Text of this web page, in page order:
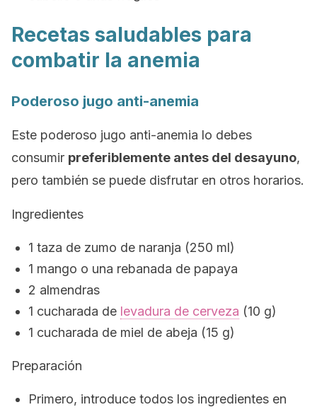
Recetas saludables para
combatir la anemia
Poderoso jugo anti-anemia
Este poderoso jugo anti-anemia lo debes
consumir preferiblemente antes del desayuno,
pero también se puede disfrutar en otros horarios.
Ingredientes
1 taza de zumo de naranja (250 ml)
1 mango o una rebanada de papaya
2 almendras
1 cucharada de levadura de cerveza (10 g)
1 cucharada de miel de abeja (15 g)
Preparación
Primero, introduce todos los ingredientes en